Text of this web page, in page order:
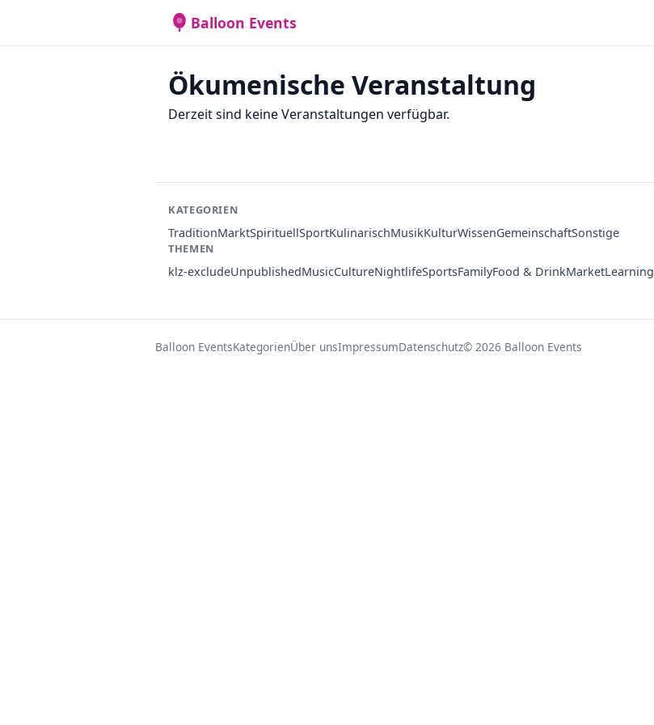
Balloon Events
Ökumenische Veranstaltung
Derzeit sind keine Veranstaltungen verfügbar.
KATEGORIEN
TraditionMarktSpirituellSportKulinarischMusikKulturWissenGemeinschaftSonstige
THEMEN
klz-excludeUnpublishedMusicCultureNightlifeSportsFamilyFood & DrinkMarketLearning
Balloon EventsKategorienÜber unsImpressumDatenschutz© 2026 Balloon Events